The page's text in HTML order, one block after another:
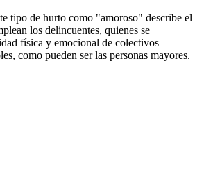
tipo de hurto como "amoroso" describe el
los delincuentes, quienes se
física y emocional de colectivos
como pueden ser las personas mayores.